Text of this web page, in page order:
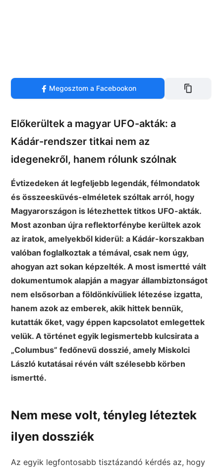
Megosztom a Facebookon
Előkerültek a magyar UFO-akták: a
Kádár-rendszer titkai nem az
idegenekről, hanem rólunk szólnak
Évtizedeken át legfeljebb legendák, félmondatok
és összeesküvés-elméletek szóltak arról, hogy
Magyarországon is létezhettek titkos UFO-akták.
Most azonban újra reflektorfénybe kerültek azok
az iratok, amelyekből kiderül: a Kádár-korszakban
valóban foglalkoztak a témával, csak nem úgy,
ahogyan azt sokan képzelték. A most ismertté vált
dokumentumok alapján a magyar állambiztonságot
nem elsősorban a földönkívüliek létezése izgatta,
hanem azok az emberek, akik hittek bennük,
kutatták őket, vagy éppen kapcsolatot emlegettek
velük. A történet egyik legismertebb kulcsirata a
„Columbus” fedőnevű dosszié, amely Miskolci
László kutatásai révén vált szélesebb körben
ismertté.
Nem mese volt, tényleg léteztek
ilyen dossziék
Az egyik legfontosabb tisztázandó kérdés az, hogy